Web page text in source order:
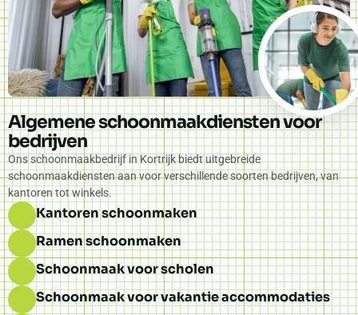
Algemene schoonmaakdiensten voor
bedrijven
Ons schoonmaakbedrijf in Kortrijk biedt uitgebreide
schoonmaakdiensten aan voor verschillende soorten bedrijven, van
kantoren tot winkels.
Kantoren schoonmaken
Ramen schoonmaken
Schoonmaak voor scholen
Schoonmaak voor vakantie accommodaties